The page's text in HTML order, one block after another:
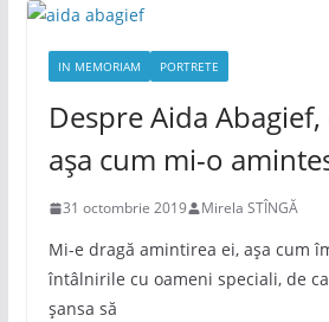
IN MEMORIAM PORTRETE
Despre Aida
așa cum mi-o
31 octombrie 2019 Mirela STÎNGĂ
Mi-e dragă amintirea ei, așa cum
întâlnirile cu oameni speciali, de
șansa să